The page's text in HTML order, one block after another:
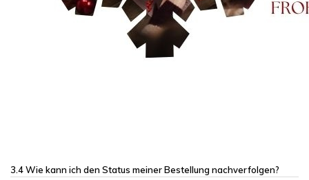
3.4 Wie kann ich den Status meiner Bestellung nachverfolgen?